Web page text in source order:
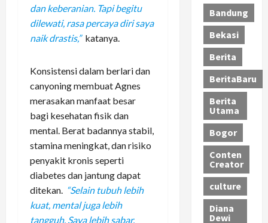
dan keberanian. Tapi begitu
dilewati, rasa percaya diri saya
naik drastis,” katanya.
Konsistensi dalam berlari dan
canyoning membuat Agnes
merasakan manfaat besar
bagi kesehatan fisik dan
mental. Berat badannya stabil,
stamina meningkat, dan risiko
penyakit kronis seperti
diabetes dan jantung dapat
ditekan. “Selain tubuh lebih
kuat, mental juga lebih
tangguh. Saya lebih sabar,
Bandung
Bekasi
Berita
BeritaBaru
Berita
Utama
Bogor
Conten
Creator
culture
Diana
Dewi